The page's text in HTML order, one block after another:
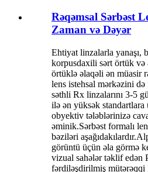
Rəqəmsal Sərbəst
Zaman və Dəyər
Ehtiyat linzalarla yanaşı,
korpusdaxili sərt örtük və
örtüklə əlaqəli ən müasir
lens istehsal mərkəzini
səthli Rx linzalarını 3-5
ilə ən yüksək standartlara
obyektiv tələblərinizə
əminik.Sərbəst formalı
bəziləri
görüntü üçün əla görmə
vizual sahələr təklif edən
fərdiləşdirilmiş mütərəqqi